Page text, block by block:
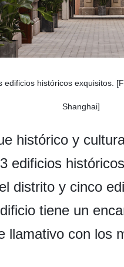
históricos exquisitos.
Shanghai]
histórico y
edificios
distrito y cinco
tiene un
llamativo con los